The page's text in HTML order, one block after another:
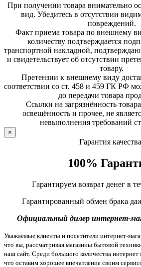
При получении товара внимательно
вид. Убедитесь в отсутствии
повреждений.
Факт приема товара по внешнему
количеству подтверждается
транспортной накладной,
и свидетельствует об отсутствии
товару.
Претензии к внешнему виду
соответствии со ст. 458 и 459 ГК РФ
до передачи товара
Ссылки на загрязнённость
освещённость и прочее, не
невыполнения требований
×
Гарантия
100%
Гарантируем возврат денег в
Гарантированный обмен брака
Официальный дилер интернет-
Уважаемые клиенты и посетители интернет-
что вы, рассматривая магазины бытовой
наш сайт. Среди большого количества интернет
что оставим хорошее впечатление своим